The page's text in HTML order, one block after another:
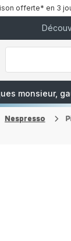
offerte* en 3
["Que
recherchez-
Café
Grains","Centrales
Vapeurs","Sèche
monsieur,
Nespresso